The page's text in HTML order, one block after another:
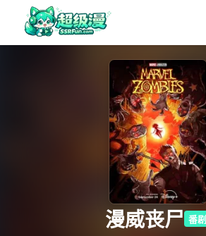
漫威丧尸 番剧